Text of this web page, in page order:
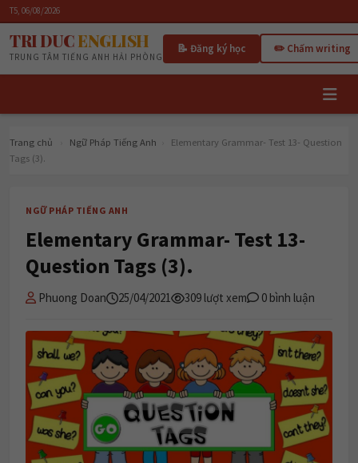
T5, 06/08/2026
TRI DUCENGLISH
TRUNG TÂM TIẾNG ANH HẢI PHÒNG
📝 Đăng ký học ✏️ Chấm writing
Trang chủ Ngữ Pháp Tiếng Anh
Elementary Grammar- Test 13- Question
Tags (3).
NGỮ PHÁP TIẾNG ANH
Elementary Grammar- Test 13-
Question Tags (3).
Phuong Doan 25/04/2021 309 lượt xem 0 bình luận